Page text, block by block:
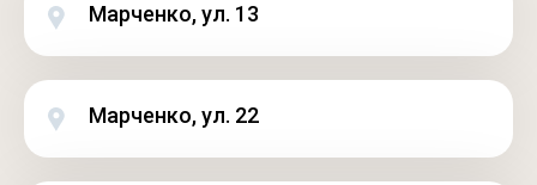
Марченко, ул. 13
Марченко, ул. 22